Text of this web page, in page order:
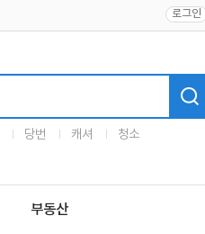
로그인
당번 캐셔 청소
부동산